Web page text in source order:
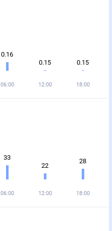
0.16
06:00
0.15
12:00
0.15
18:00
33
06:00
22
12:00
28
18:00